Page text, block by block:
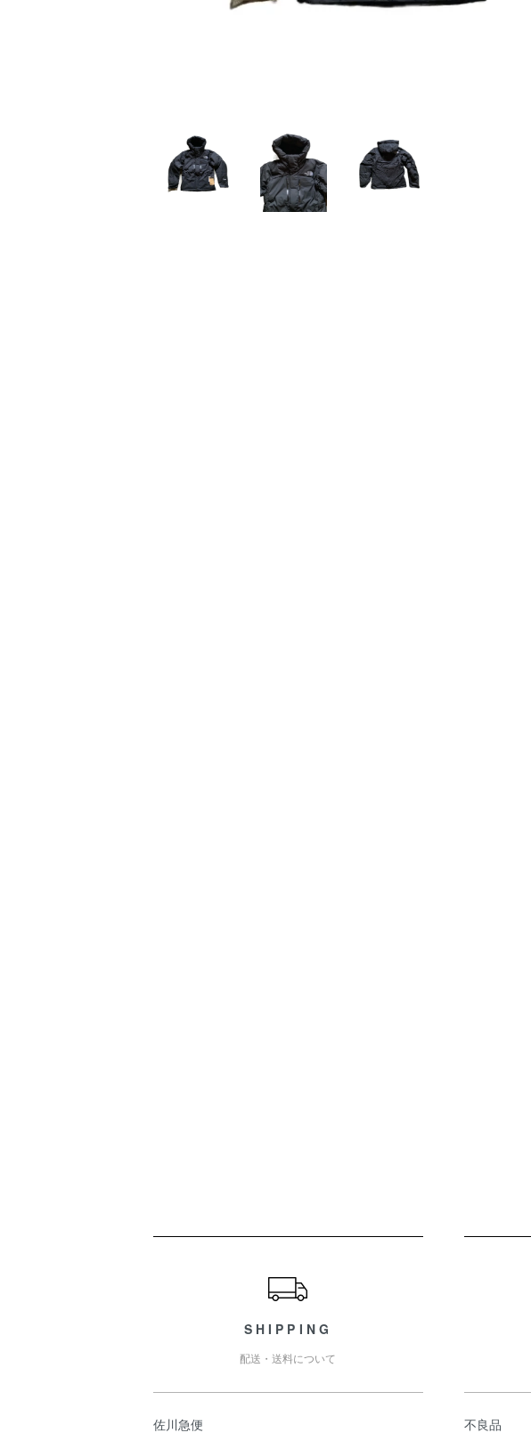
SHIPPING
配送・送料について
佐川急便
不良品